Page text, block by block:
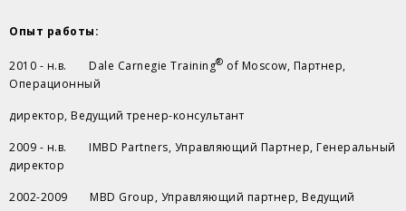
Опыт работы:
2010 - н.в. Dale Carnegie Training® of Moscow, Партнер,
Операционный
директор, Ведущий тренер-консультант
2009 - н.в. IMBD Partners, Управляющий Партнер, Генеральный
директор
2002-2009 MBD Group, Управляющий партнер, Ведущий